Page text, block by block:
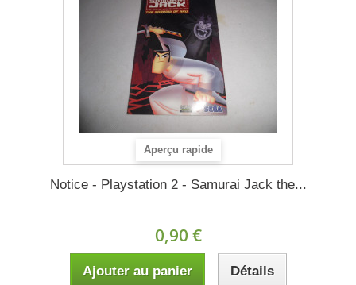
Aperçu rapide
Notice - Playstation 2 - Samurai Jack the...
0,90 €
Ajouter au panier Détails